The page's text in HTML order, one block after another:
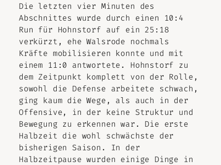
Die letzten vier Minuten des
Abschnittes wurde durch einen 10:4
Run für Hohnstorf auf ein 25:18
verkürzt, ehe Walsrode nochmals
Kräfte mobilisieren konnte und mit
einem 11:0 antwortete. Hohnstorf zu
dem Zeitpunkt komplett von der Rolle,
sowohl die Defense arbeitete schwach,
ging kaum die Wege, als auch in der
Offensive, in der keine Struktur und
Bewegung zu erkennen war. Die erste
Halbzeit die wohl schwächste der
bisherigen Saison. In der
Halbzeitpause wurden einige Dinge in